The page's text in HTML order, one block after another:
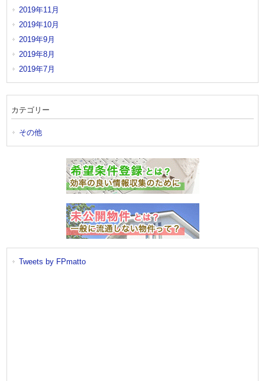
2019年11月
2019年10月
2019年9月
2019年8月
2019年7月
カテゴリー
その他
Tweets by FPmatto